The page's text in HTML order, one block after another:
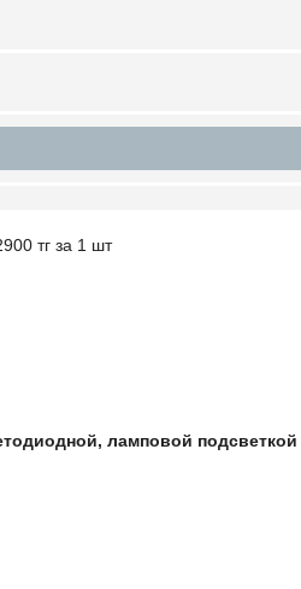
тг за 1 шт
ламповой подсветкой